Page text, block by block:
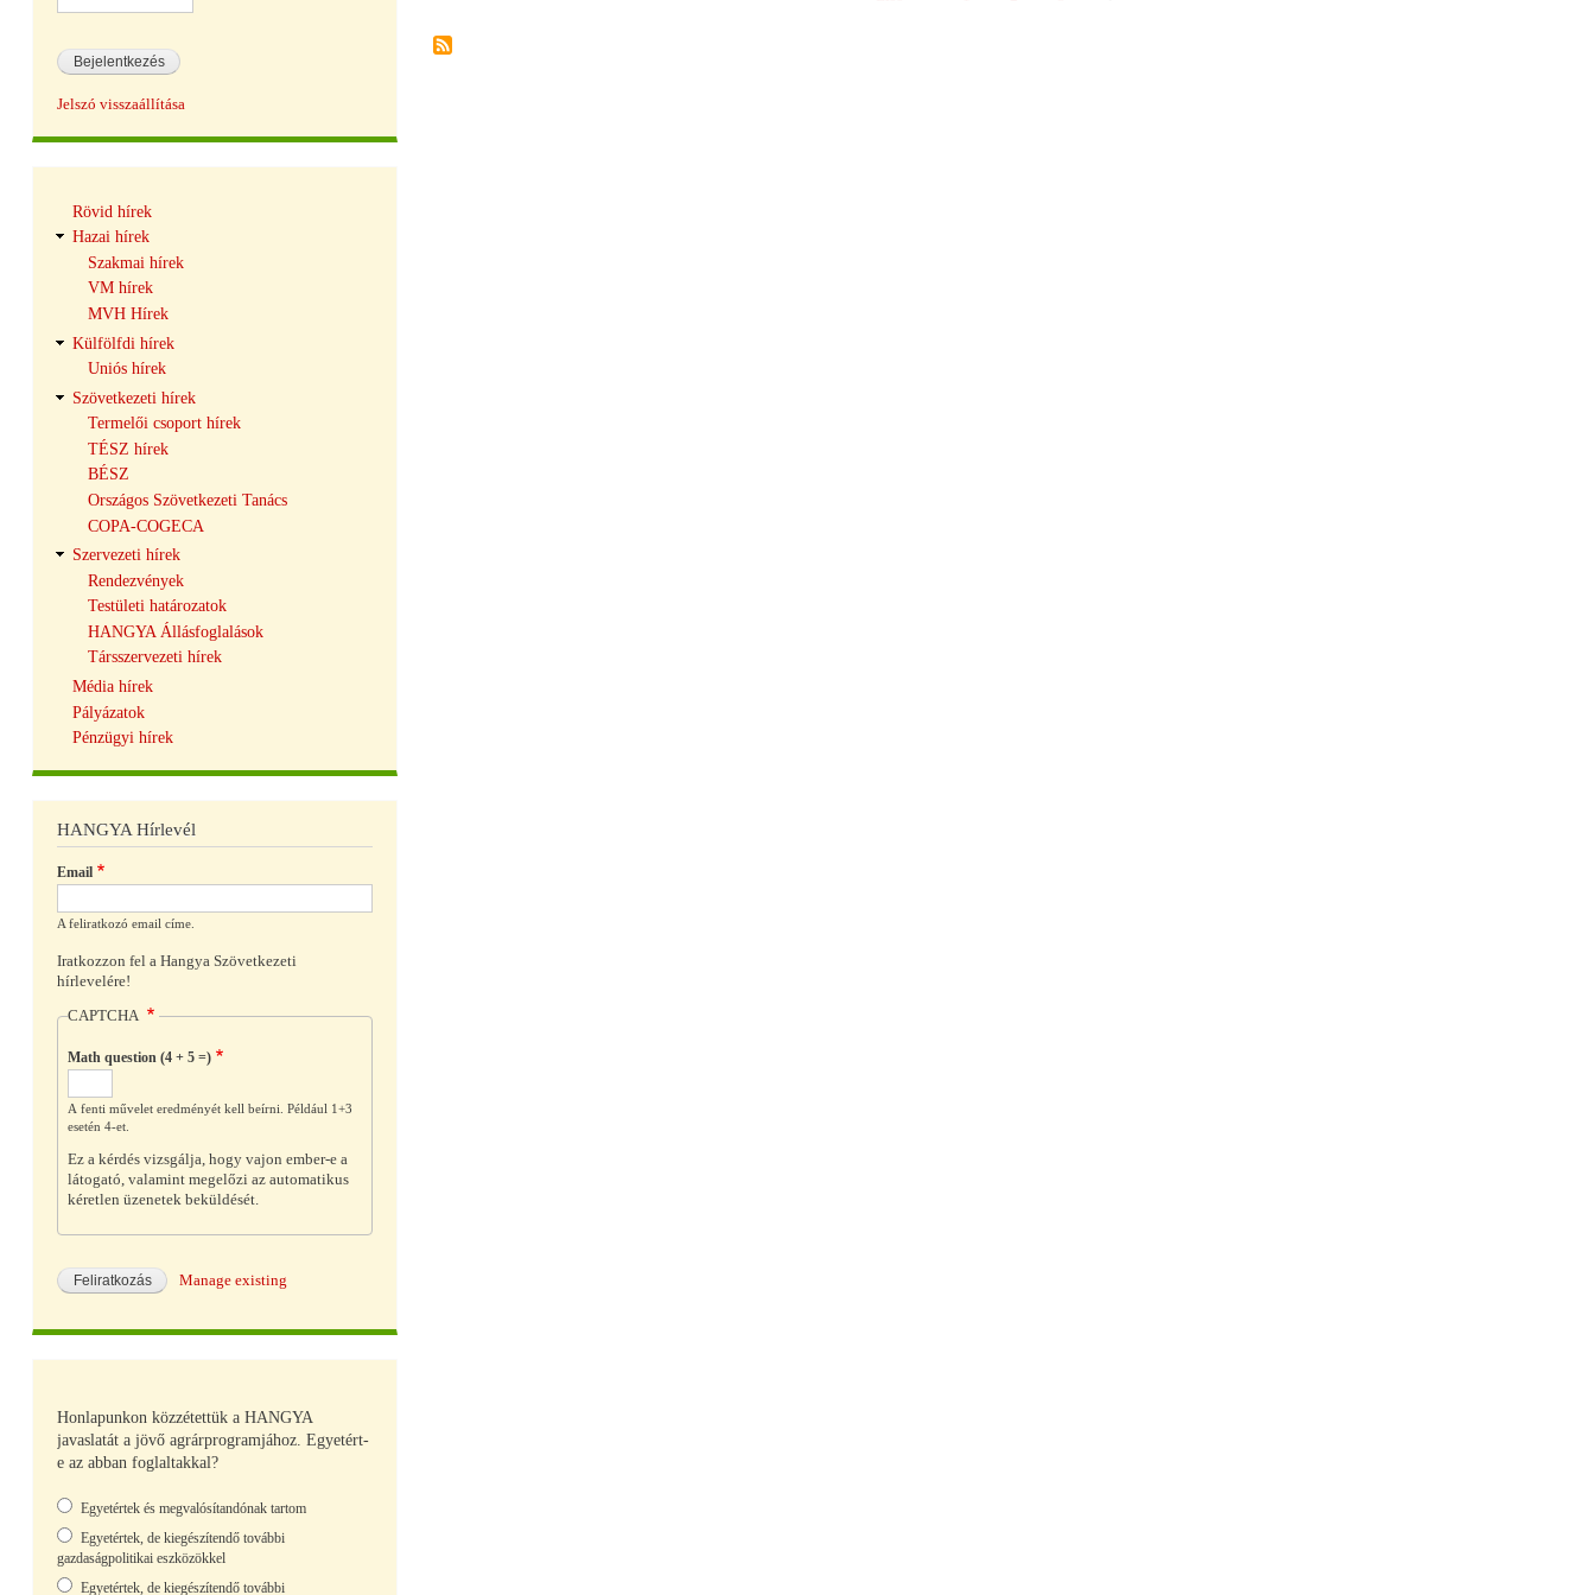
Jelszó visszaállítása
navigáció
Rövid hírek
Hazai hírek
Szakmai hírek
VM hírek
MVH Hírek
Külfölfdi hírek
Uniós hírek
Szövetkezeti hírek
Termelői csoport hírek
TÉSZ hírek
BÉSZ
Országos Szövetkezeti Tanács
COPA-COGECA
Szervezeti hírek
Rendezvények
Testületi határozatok
HANGYA Állásfoglalások
Társszervezeti hírek
Média hírek
Pályázatok
Pénzügyi hírek
HANGYA Hírlevél
Email
A feliratkozó email címe.
Iratkozzon fel a Hangya Szövetkezeti
hírlevelére!
CAPTCHA
Math question (4 + 5 =)
A fenti művelet eredményét kell beírni. Például 1+3
esetén 4-et.
Ez a kérdés vizsgálja, hogy vajon ember-e a
látogató, valamint megelőzi az automatikus
kéretlen üzenetek beküldését.
Manage existing
Honlapunkon közzétettük a HANGYA
javaslatát a jövő agrárprogramjához. Egyetért-
e az abban foglaltakkal?
Választások
Egyetértek és megvalósítandónak tartom
Egyetértek, de kiegészítendő további
gazdaságpolitikai eszközökkel
Egyetértek, de kiegészítendő további